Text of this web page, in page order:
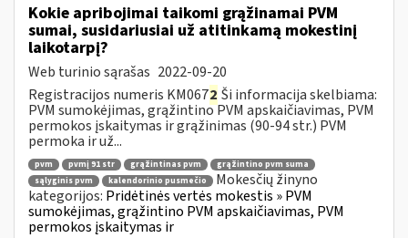
Kokie apribojimai taikomi grąžinamai PVM
sumai, susidariusiai už atitinkamą mokestinį
laikotarpį?
Web turinio sąrašas 2022-09-20
Registracijos numeris KM0672 Ši informacija skelbiama:
PVM sumokėjimas, grąžintino PVM apskaičiavimas, PVM
permokos įskaitymas ir grąžinimas (90-94 str.) PVM
permoka ir už...
pvm pvmį 91 str grąžintinas pvm
grąžintino pvm suma
sąlyginis pvm
kalendorinio pusmečio
Mokesčių žinyno
kategorijos: Pridėtinės vertės mokestis » PVM
sumokėjimas, grąžintino PVM apskaičiavimas, PVM
permokos įskaitymas ir